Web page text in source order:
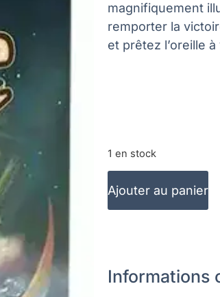
magnifiquement
remporter la
et prêtez l’oreille
1 en stock
Ajouter au panier
Informations